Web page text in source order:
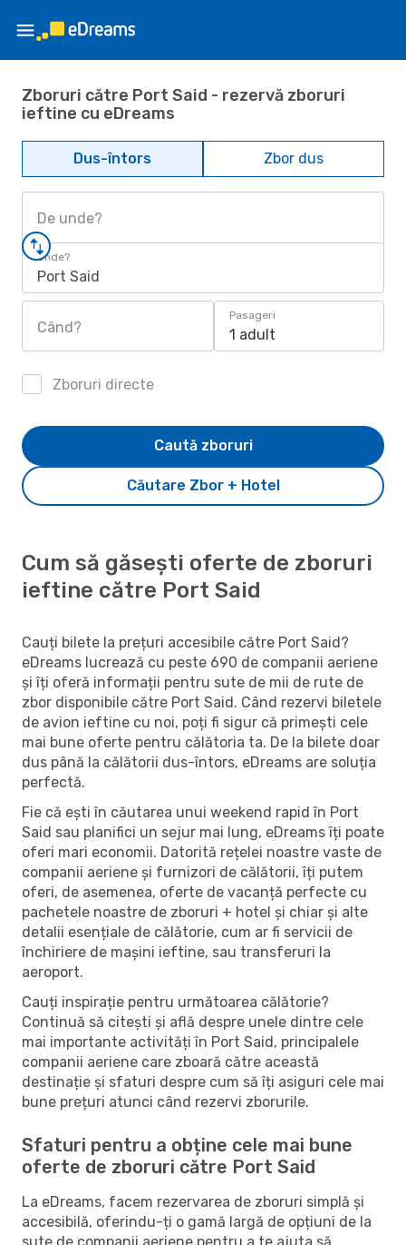
Zboruri către Port Said - rezervă zboruri
ieftine cu eDreams
Dus-întors Zbor dus
De unde?
Unde?
Port Said
Când?
Pasageri
1 adult
Zboruri directe
Căutare Zbor + Hotel
Caută zboruri
Cum să găsești oferte de zboruri
ieftine către Port Said
Cauți bilete la prețuri accesibile către Port Said?
eDreams lucrează cu peste 690 de companii aeriene
și îți oferă informații pentru sute de mii de rute de
zbor disponibile către Port Said. Când rezervi biletele
de avion ieftine cu noi, poți fi sigur că primești cele
mai bune oferte pentru călătoria ta. De la bilete doar
dus până la călătorii dus-întors, eDreams are soluția
perfectă.
Fie că ești în căutarea unui weekend rapid în Port
Said sau planifici un sejur mai lung, eDreams îți poate
oferi mari economii. Datorită rețelei noastre vaste de
companii aeriene și furnizori de călătorii, îți putem
oferi, de asemenea, oferte de vacanță perfecte cu
pachetele noastre de zboruri + hotel și chiar și alte
detalii esențiale de călătorie, cum ar fi servicii de
închiriere de mașini ieftine, sau transferuri la
aeroport.
Cauți inspirație pentru următoarea călătorie?
Continuă să citești și află despre unele dintre cele
mai importante activități în Port Said, principalele
companii aeriene care zboară către această
destinație și sfaturi despre cum să îți asiguri cele mai
bune prețuri atunci când rezervi zborurile.
Sfaturi pentru a obține cele mai bune
oferte de zboruri către Port Said
La eDreams, facem rezervarea de zboruri simplă și
accesibilă, oferindu-ți o gamă largă de opțiuni de la